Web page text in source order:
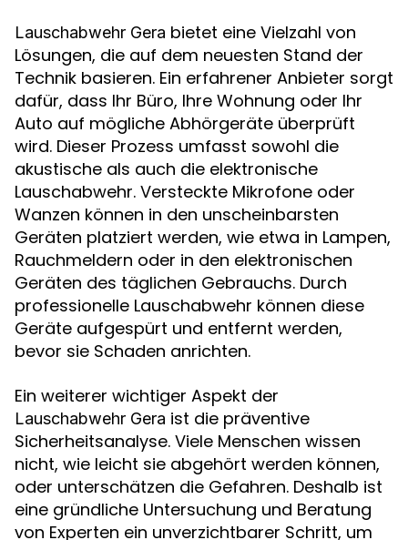
Lauschabwehr Gera bietet eine Vielzahl von
Lösungen, die auf dem neuesten Stand der
Technik basieren. Ein erfahrener Anbieter sorgt
dafür, dass Ihr Büro, Ihre Wohnung oder Ihr
Auto auf mögliche Abhörgeräte überprüft
wird. Dieser Prozess umfasst sowohl die
akustische als auch die elektronische
Lauschabwehr. Versteckte Mikrofone oder
Wanzen können in den unscheinbarsten
Geräten platziert werden, wie etwa in Lampen,
Rauchmeldern oder in den elektronischen
Geräten des täglichen Gebrauchs. Durch
professionelle Lauschabwehr können diese
Geräte aufgespürt und entfernt werden,
bevor sie Schaden anrichten.
Ein weiterer wichtiger Aspekt der
Lauschabwehr Gera ist die präventive
Sicherheitsanalyse. Viele Menschen wissen
nicht, wie leicht sie abgehört werden können,
oder unterschätzen die Gefahren. Deshalb ist
eine gründliche Untersuchung und Beratung
von Experten ein unverzichtbarer Schritt, um